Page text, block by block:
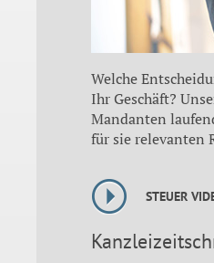
Welche
Ihr Geschäft?
Mandanten
für sie relevanten
STEUER